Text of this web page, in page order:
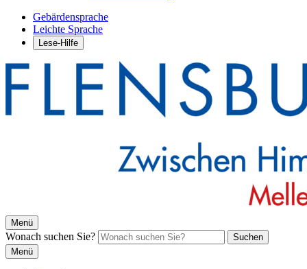
Gebärdensprache
Leichte Sprache
Lese-Hilfe
Menü
Wonach suchen Sie?
Suchen
Menü